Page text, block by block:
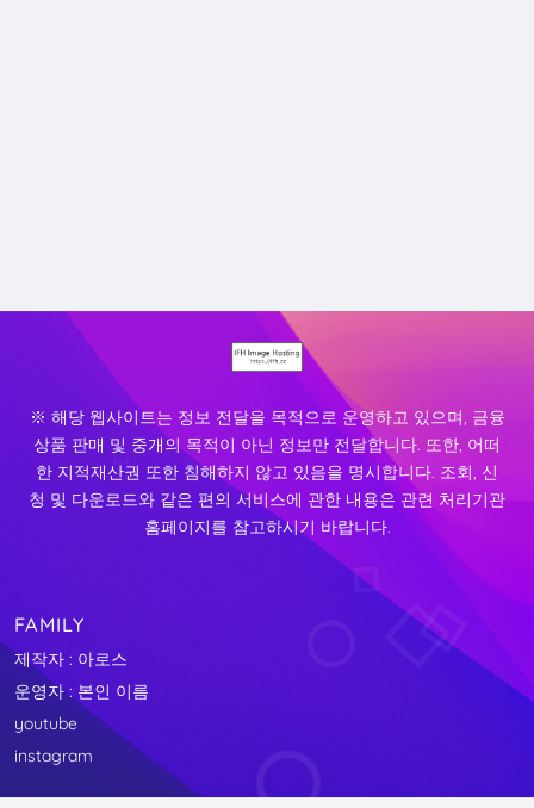
※ 해당 웹사이트는 정보 전달을 목적으로 운영하고 있으며, 금융
상품 판매 및 중개의 목적이 아닌 정보만 전달합니다. 또한, 어떠
한 지적재산권 또한 침해하지 않고 있음을 명시합니다. 조회, 신
청 및 다운로드와 같은 편의 서비스에 관한 내용은 관련 처리기관
홈페이지를 참고하시기 바랍니다.
FAMILY
제작자 : 아로스
운영자 : 본인 이름
youtube
instagram